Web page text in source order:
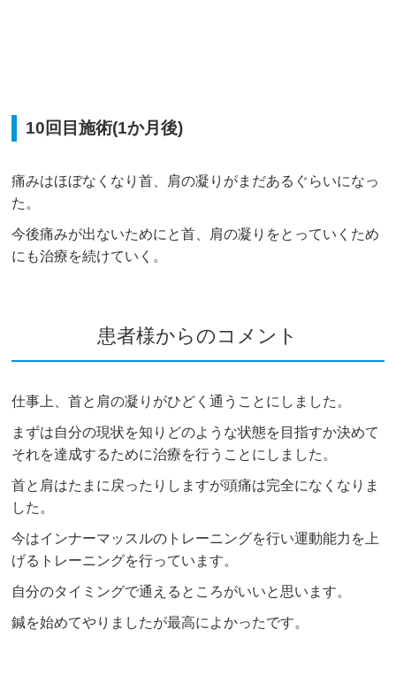
10回目施術(1か月後)
痛みはほぼなくなり首、肩の凝りがまだあるぐらいになっ
た。
今後痛みが出ないためにと首、肩の凝りをとっていくため
にも治療を続けていく。
患者様からのコメント
仕事上、首と肩の凝りがひどく通うことにしました。
まずは自分の現状を知りどのような状態を目指すか決めて
それを達成するために治療を行うことにしました。
首と肩はたまに戻ったりしますが頭痛は完全になくなりま
した。
今はインナーマッスルのトレーニングを行い運動能力を上
げるトレーニングを行っています。
自分のタイミングで通えるところがいいと思います。
鍼を始めてやりましたが最高によかったです。